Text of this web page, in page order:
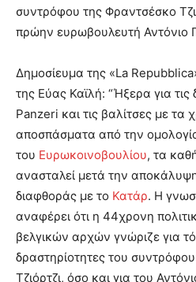
συντρόφου της Φραντσέσκο
πρώην ευρωβουλευτή Αντόνιο
Δημοσίευμα της «La
της Εύας Καϊλή: “Ήξερα για τις
Panzeri και τις βαλίτσες με τα
αποσπάσματα από την
του Ευρωκοινοβουλίου, τα
ανασταλεί μετά την
διαφθοράς με το Κατάρ. Η
αναφέρει ότι η 44χρονη
βελγικών αρχών γνώριζε για
δραστηρίοτητες του
Τζιόρτζι, όσο και για του